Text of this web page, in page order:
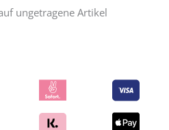
opwindende spelletjes!
ungetragene Artikel